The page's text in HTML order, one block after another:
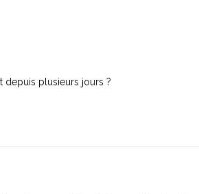
depuis plusieurs jours ?